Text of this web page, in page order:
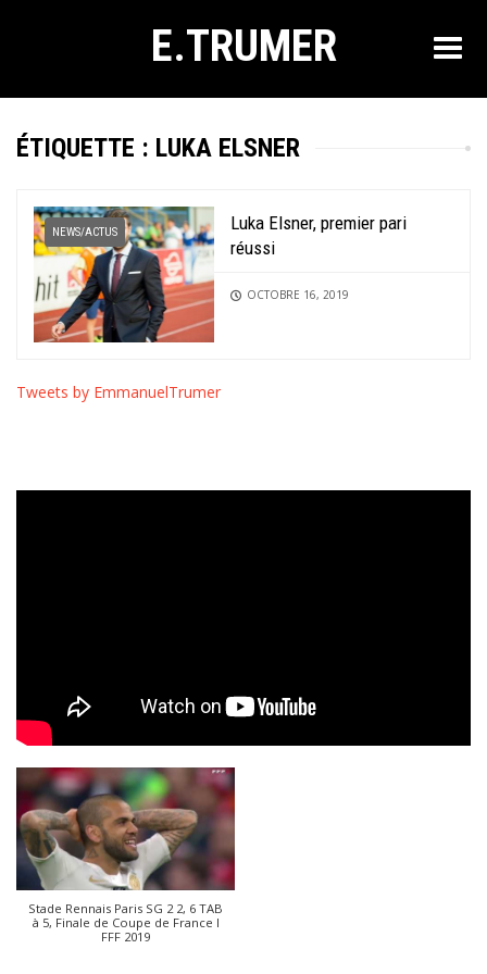
E.TRUMER
ÉTIQUETTE : LUKA ELSNER
NEWS/ACTUS
Luka Elsner, premier pari
réussi
OCTOBRE 16, 2019
Tweets by EmmanuelTrumer
Stade Rennais Paris SG 2 2, 6 TAB
à 5, Finale de Coupe de France I
FFF 2019